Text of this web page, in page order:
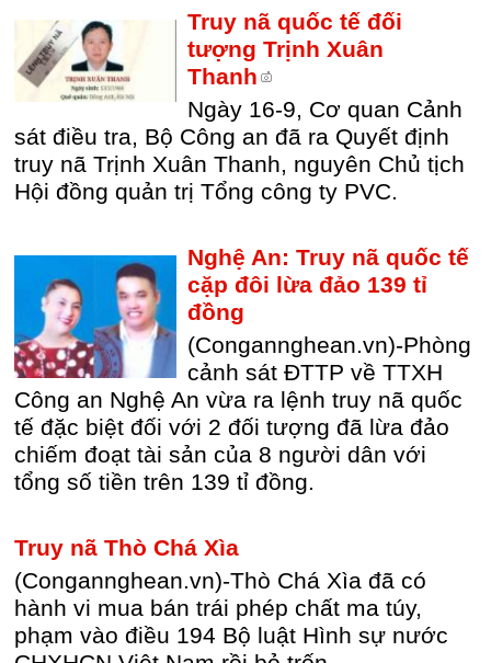
Truy nã quốc tế đối
tượng Trịnh Xuân
Thanh
Ngày 16-9, Cơ quan Cảnh
sát điều tra, Bộ Công an đã ra Quyết định
truy nã Trịnh Xuân Thanh, nguyên Chủ tịch
Hội đồng quản trị Tổng công ty PVC.
Nghệ An: Truy nã quốc tế
cặp đôi lừa đảo 139 tỉ
đồng
(Congannghean.vn)-Phòng
cảnh sát ĐTTP về TTXH
Công an Nghệ An vừa ra lệnh truy nã quốc
tế đặc biệt đối với 2 đối tượng đã lừa đảo
chiếm đoạt tài sản của 8 người dân với
tổng số tiền trên 139 tỉ đồng.
Truy nã Thò Chá Xìa
(Congannghean.vn)-Thò Chá Xìa đã có
hành vi mua bán trái phép chất ma túy,
phạm vào điều 194 Bộ luật Hình sự nước